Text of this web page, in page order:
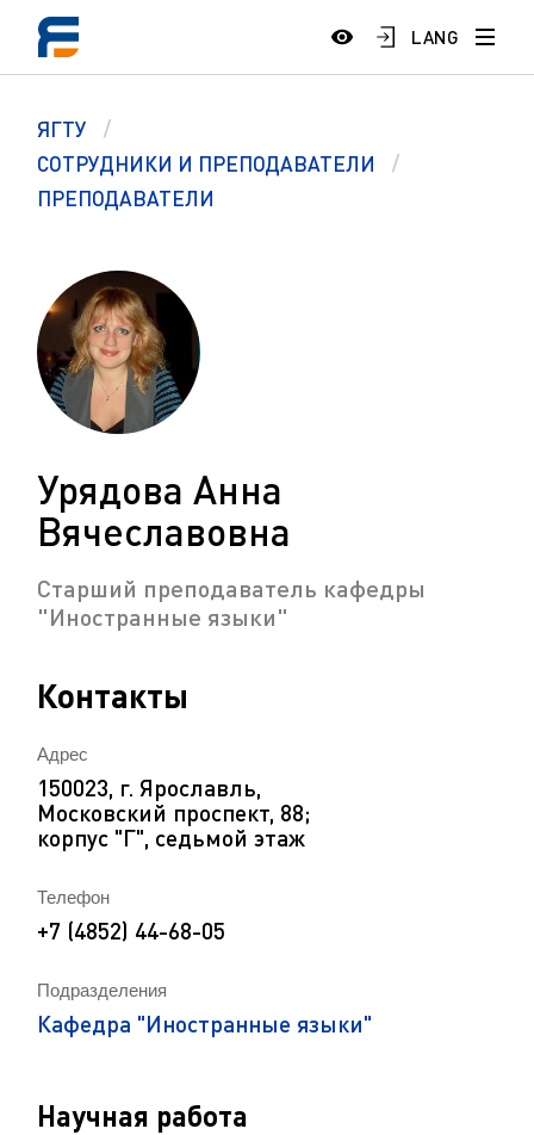
LANG
ЯГТУ
СОТРУДНИКИ И ПРЕПОДАВАТЕЛИ
ПРЕПОДАВАТЕЛИ
Урядова Анна
Вячеславовна
Старший преподаватель кафедры
"Иностранные языки"
Подразделения
Кафедра "Иностранные языки"
Научная работа
Контакты
Адрес
150023, г. Ярославль,
Московский проспект, 88;
корпус "Г", седьмой этаж
Телефон
+7 (4852) 44-68-05